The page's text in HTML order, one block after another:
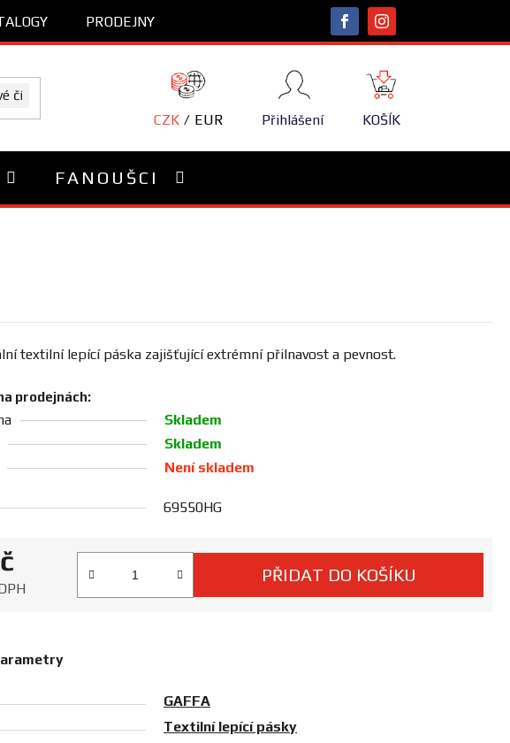
PRODEJNY
CZK EUR Přihlášení
NÁKUPNÍ
KOŠÍK
KOŠÍK
FANOUŠCI
textilní lepící páska zajišťující extrémní přilnavost a pevnost.
prodejnách:
Skladem
Skladem
Není skladem
69550HG
PŘIDAT DO KOŠÍKU
GAFFA
Textilní lepící pásky